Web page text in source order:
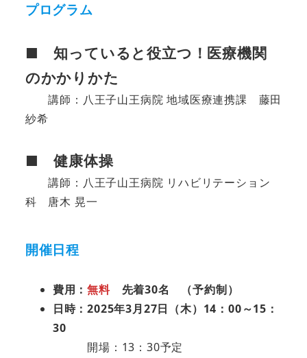
プログラム
■ 知っていると役立つ！医療機関
のかかりかた
講師：八王子山王病院 地域医療連携課 藤田
紗希
■ 健康体操
講師：八王子山王病院 リハビリテーション
科 唐木 晃一
開催日程
費用：無料先着30名 （予約制）
日時：2025年3月27日（木）14：00～15：
30
開場：13：30予定